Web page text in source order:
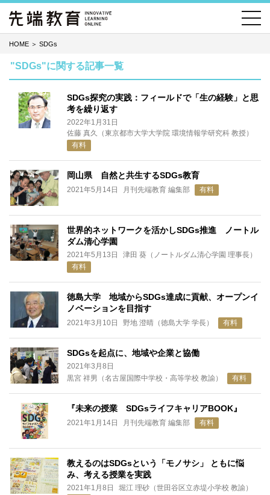
HOME ＞ SDGs
"SDGs"に関する記事一覧
SDGs探究の実践：フィールドで「生の経験」と思
考を繰り返す
2022年1月31日
佐藤 真久（東京都市大学大学院 環境情報学研究科 教授）
有料
岡山県 自然と共生するSDGs教育
2021年5月14日 月刊先端教育 編集部 有料
世界的ネットワークを活かしSDGs推進 ノートル
ダム清心学園
2021年5月13日
津田 葵（ノートルダム清心学園 理事長）
有料
徳島大学 地域からSDGs達成に貢献、オープンイ
ノベーションを目指す
2021年3月10日 野地 澄晴（徳島大学 学長） 有料
SDGsを起点に、地域や企業と協働
2021年3月8日
黒宮 祥男（名古屋国際中学校・高等学校 教諭）
有料
『未来の授業 SDGsライフキャリアBOOK』
2021年1月14日 月刊先端教育 編集部 有料
教えるのはSDGsという「モノサシ」 ともに悩
み、考える授業を実践
2021年1月8日
堀江 理砂（世田谷区立赤堤小学校 教諭）